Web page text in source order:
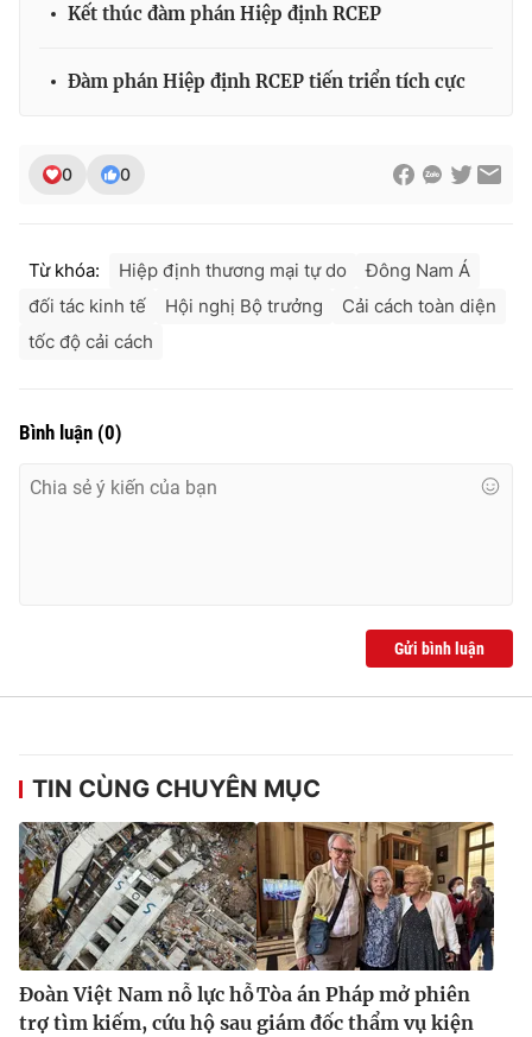
Ðiện thoại Thời báo VTV:024.66 897 897
Liên hệ quảng cáo:024-7300.7108
thuận bằng văn bản. Ghi rõ nguồn VTV.vn khi phát hành lại
Kết thúc đàm phán Hiệp định RCEP
Đàm phán Hiệp định RCEP tiến triển tích cực
0 0
Từ khóa: Hiệp định thương mại tự do
Đông Nam Á
đối tác kinh tế
Hội nghị Bộ trưởng
Cải cách toàn diện
tốc độ cải cách
Bình luận (0)
Gửi bình luận
TIN CÙNG CHUYÊN MỤC
Đoàn Việt Nam nỗ lực hỗ
trợ tìm kiếm, cứu hộ sau
Tòa án Pháp mở phiên
giám đốc thẩm vụ kiện